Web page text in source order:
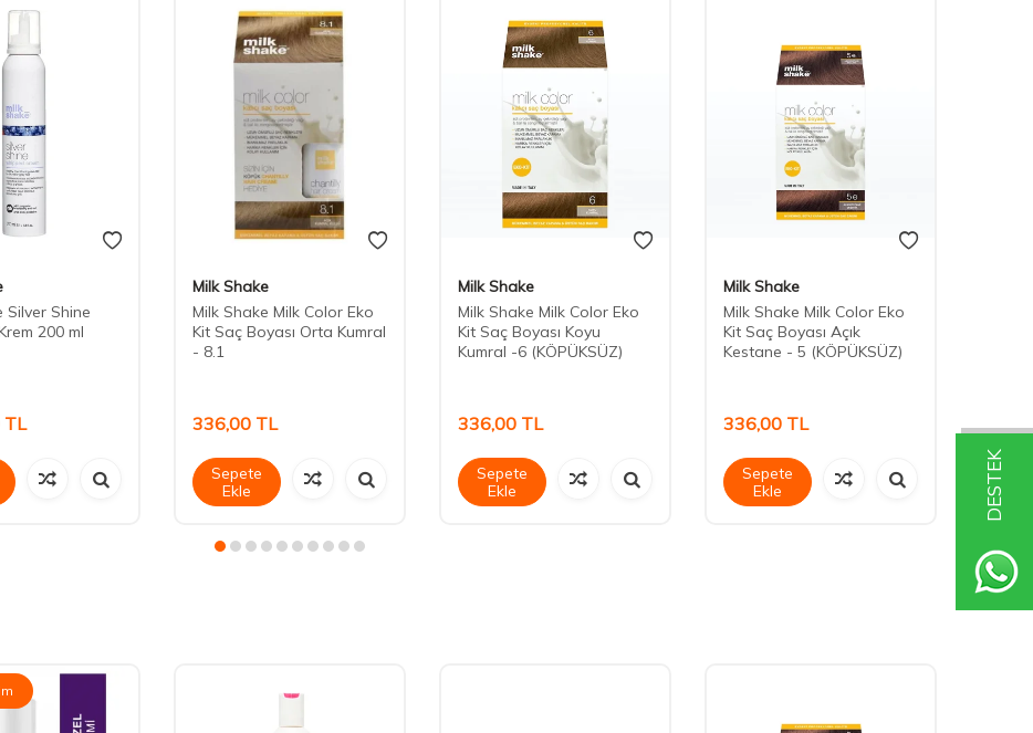
DESTEK
Silver Shine
200 ml
TL
Milk Shake
Milk Shake Milk Color Eko
Kit Saç Boyası Orta Kumral
- 8.1
336,00 TL
Sepete
Ekle
Milk Shake
Milk Shake Milk Color Eko
Kit Saç Boyası Koyu
Kumral -6 (KÖPÜKSÜZ)
336,00 TL
Sepete
Ekle
Milk Shake
Milk Shake Milk Color Eko
Kit Saç Boyası Açık
Kestane - 5 (KÖPÜKSÜZ)
336,00 TL
Sepete
Ekle